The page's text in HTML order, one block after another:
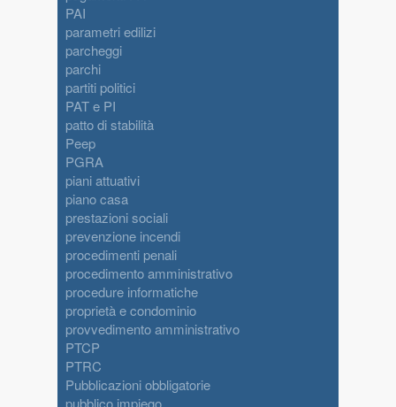
PAI
parametri edilizi
parcheggi
parchi
partiti politici
PAT e PI
patto di stabilità
Peep
PGRA
piani attuativi
piano casa
prestazioni sociali
prevenzione incendi
procedimenti penali
procedimento amministrativo
procedure informatiche
proprietà e condominio
provvedimento amministrativo
PTCP
PTRC
Pubblicazioni obbligatorie
pubblico impiego